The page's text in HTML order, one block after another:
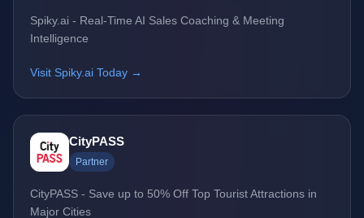
Spiky.ai - Real-Time AI Sales Coaching & Meeting
Intelligence
Visit Spiky.ai Today →
CityPASS
Partner
CityPASS - Save up to 50% Off Top Tourist Attractions in
Major Cities